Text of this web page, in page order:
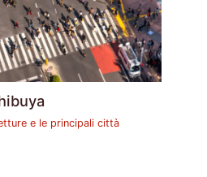
e le principali città